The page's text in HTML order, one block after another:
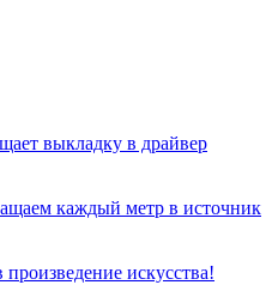
выкладку в драйвер
каждый метр в источник
искусства!